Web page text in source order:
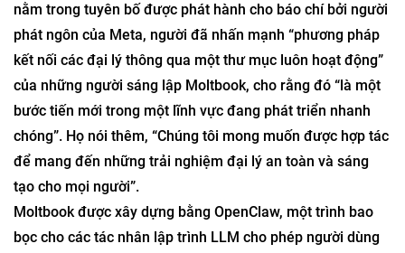
nằm trong tuyên bố được phát hành cho báo chí bởi người
phát ngôn của Meta, người đã nhấn mạnh “phương pháp
kết nối các đại lý thông qua một thư mục luôn hoạt động”
của những người sáng lập Moltbook, cho rằng đó “là một
bước tiến mới trong một lĩnh vực đang phát triển nhanh
chóng”. Họ nói thêm, “Chúng tôi mong muốn được hợp tác
để mang đến những trải nghiệm đại lý an toàn và sáng
tạo cho mọi người”.
Moltbook được xây dựng bằng OpenClaw, một trình bao
bọc cho các tác nhân lập trình LLM cho phép người dùng